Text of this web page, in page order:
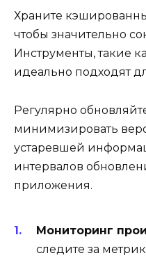
Храните
чтобы значительно
Инструменты, такие
идеально подходят
Регулярно
минимизировать
устаревшей
интервалов
приложения.
Мониторинг
следите за